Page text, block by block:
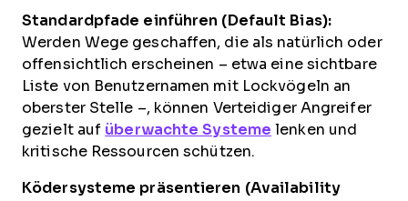
Standardpfade einführen (Default Bias):
Werden Wege geschaffen, die als natürlich oder
offensichtlich erscheinen – etwa eine sichtbare
Liste von Benutzernamen mit Lockvögeln an
oberster Stelle –, können Verteidiger Angreifer
gezielt auf überwachte Systeme lenken und
kritische Ressourcen schützen.
Ködersysteme präsentieren (Availability